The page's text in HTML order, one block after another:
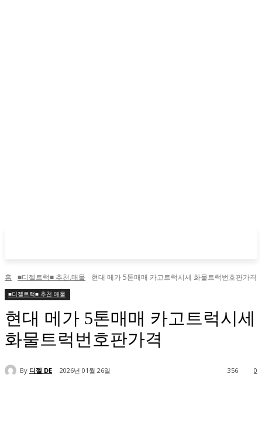
홈 ■디젤트럭■ 추천.매물 현대 메가 5톤매매 카고트럭시세 화물트럭번호판가격
■디젤트럭■ 추천.매물
현대 메가 5톤매매 카고트럭시세
화물트럭번호판가격
By 디젤 DE 2026년 01월 26일 0
356